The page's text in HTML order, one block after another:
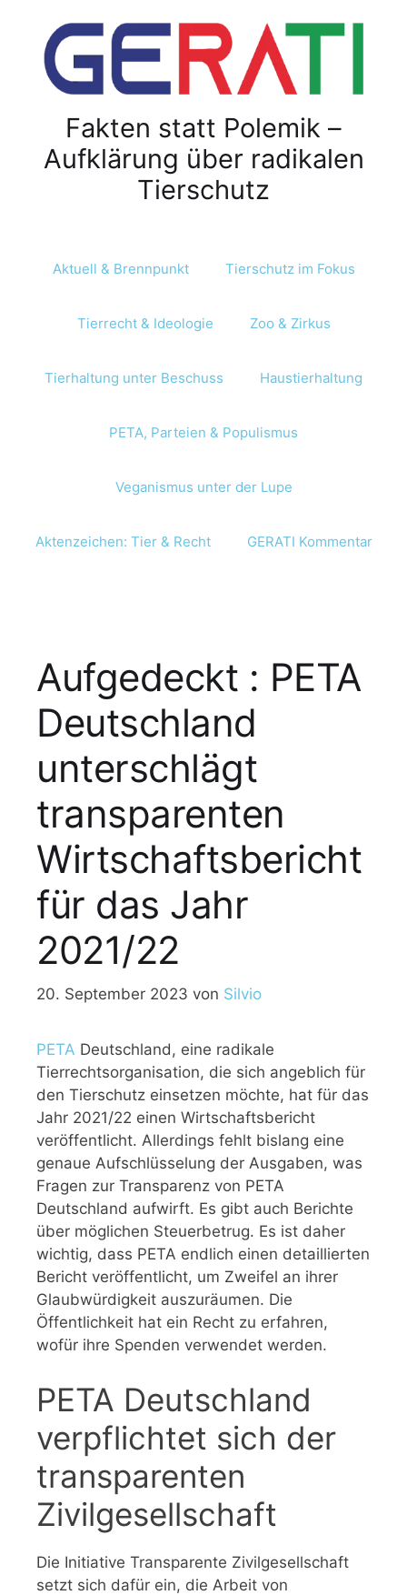
Fakten statt Polemik –
Aufklärung über radikalen
Tierschutz
Aktuell & Brennpunkt Tierschutz im Fokus
Tierrecht & Ideologie Zoo & Zirkus
Tierhaltung unter Beschuss Haustierhaltung
PETA, Parteien & Populismus
Veganismus unter der Lupe
Aktenzeichen: Tier & Recht GERATI Kommentar
Aufgedeckt : PETA
Deutschland
unterschlägt
transparenten
Wirtschaftsbericht
für das Jahr
2021/22
20. September 2023 von Silvio
PETA Deutschland, eine radikale
Tierrechtsorganisation, die sich angeblich für
den Tierschutz einsetzen möchte, hat für das
Jahr 2021/22 einen Wirtschaftsbericht
veröffentlicht. Allerdings fehlt bislang eine
genaue Aufschlüsselung der Ausgaben, was
Fragen zur Transparenz von PETA
Deutschland aufwirft. Es gibt auch Berichte
über möglichen Steuerbetrug. Es ist daher
wichtig, dass PETA endlich einen detaillierten
Bericht veröffentlicht, um Zweifel an ihrer
Glaubwürdigkeit auszuräumen. Die
Öffentlichkeit hat ein Recht zu erfahren,
wofür ihre Spenden verwendet werden.
PETA Deutschland
verpflichtet sich der
transparenten
Zivilgesellschaft
Die Initiative Transparente Zivilgesellschaft
setzt sich dafür ein, die Arbeit von